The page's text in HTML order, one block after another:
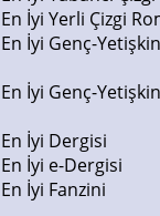
İyi Yerli Çizgi
İyi Genç-
İyi Genç-
İyi Dergisi
İyi e-Dergisi
İyi Fanzini